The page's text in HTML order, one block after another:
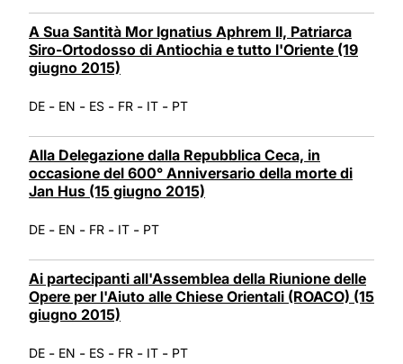
A Sua Santità Mor Ignatius Aphrem II, Patriarca
Siro-Ortodosso di Antiochia e tutto l'Oriente (19
giugno 2015)
DE - EN - ES - FR - IT - PT
Alla Delegazione dalla Repubblica Ceca, in
occasione del 600° Anniversario della morte di
Jan Hus (15 giugno 2015)
DE - EN - FR - IT - PT
Ai partecipanti all'Assemblea della Riunione delle
Opere per l'Aiuto alle Chiese Orientali (ROACO) (15
giugno 2015)
DE - EN - ES - FR - IT - PT